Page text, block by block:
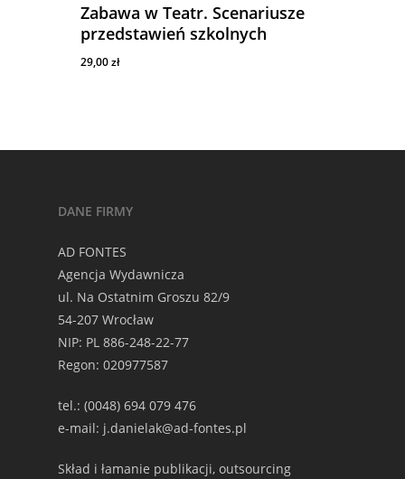
Zabawa w Teatr. Scenariusze
przedstawień szkolnych
29,00zł
DANE FIRMY
AD FONTES
Agencja Wydawnicza
ul. Na Ostatnim Groszu 82/9
54-207 Wrocław
NIP: PL 886-248-22-77
Regon: 020977587
tel.: (0048) 694 079 476
e-mail: j.danielak@ad-fontes.pl
Skład i łamanie publikacji, outsourcing